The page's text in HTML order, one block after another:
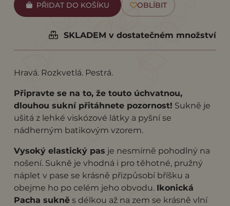
PŘIDAT DO KOŠÍKU OBLÍBIT
SKLADEM v dostatečném množství
Hravá. Rozkvetlá. Pestrá.
Připravte se na to, že touto úchvatnou,
dlouhou sukní přitáhnete pozornost! Sukně je
ušitá z lehké viskózové látky a pyšní se
nádherným batikovým vzorem.
Vysoký elastický pas je nesmírně pohodlný na
nošení. Sukně je vhodná i pro těhotné, pružný
náplet v pase se krásně přizpůsobí bříšku a
obejme ho po celém jeho obvodu. Ikonická
Pacha sukněs délkou až na zem se krásně vlní